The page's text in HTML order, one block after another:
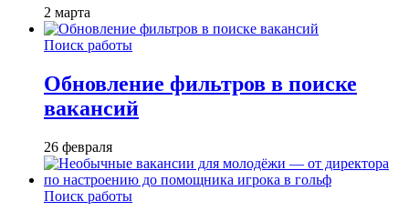
2 марта
Поиск работы
Обновление фильтров в поиске
вакансий
26 февраля
Поиск работы